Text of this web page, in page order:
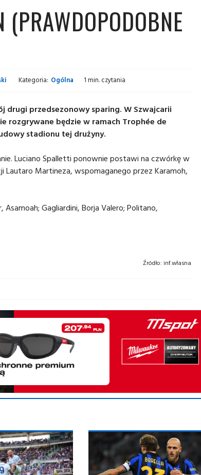
(PRAWDOPODOBNE
Kategoria: Ogólna 1 min. czytania
drugi przedsezonowy sparing. W Szwajcarii
rozgrywane będzie w ramach Trophée de
stadionu tej drużyny.
Luciano Spalletti ponownie postawi na czwórkę w
Lautaro Martineza, wspomaganego przez Karamoh,
Asamoah; Gagliardini, Borja Valero; Politano,
Źródło: inf.własna